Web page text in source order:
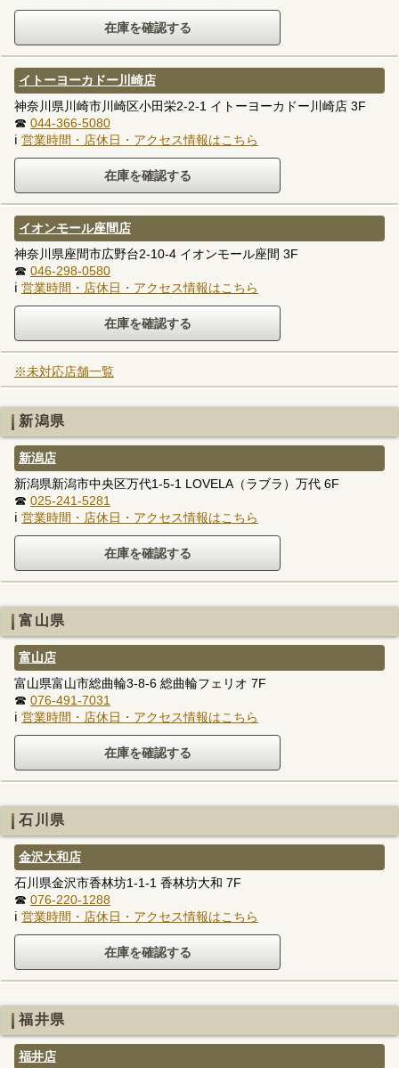
イトーヨーカドー川崎店
神奈川県川崎市川崎区小田栄2-2-1 イトーヨーカドー川崎店 3F
☎ 044-366-5080
ℹ 営業時間・店休日・アクセス情報はこちら
イオンモール座間店
神奈川県座間市広野台2-10-4 イオンモール座間 3F
☎ 046-298-0580
ℹ 営業時間・店休日・アクセス情報はこちら
※未対応店舗一覧
新潟県
新潟店
新潟県新潟市中央区万代1-5-1 LOVELA（ラブラ）万代 6F
☎ 025-241-5281
ℹ 営業時間・店休日・アクセス情報はこちら
富山県
富山店
富山県富山市総曲輪3-8-6 総曲輪フェリオ 7F
☎ 076-491-7031
ℹ 営業時間・店休日・アクセス情報はこちら
石川県
金沢大和店
石川県金沢市香林坊1-1-1 香林坊大和 7F
☎ 076-220-1288
ℹ 営業時間・店休日・アクセス情報はこちら
福井県
福井店